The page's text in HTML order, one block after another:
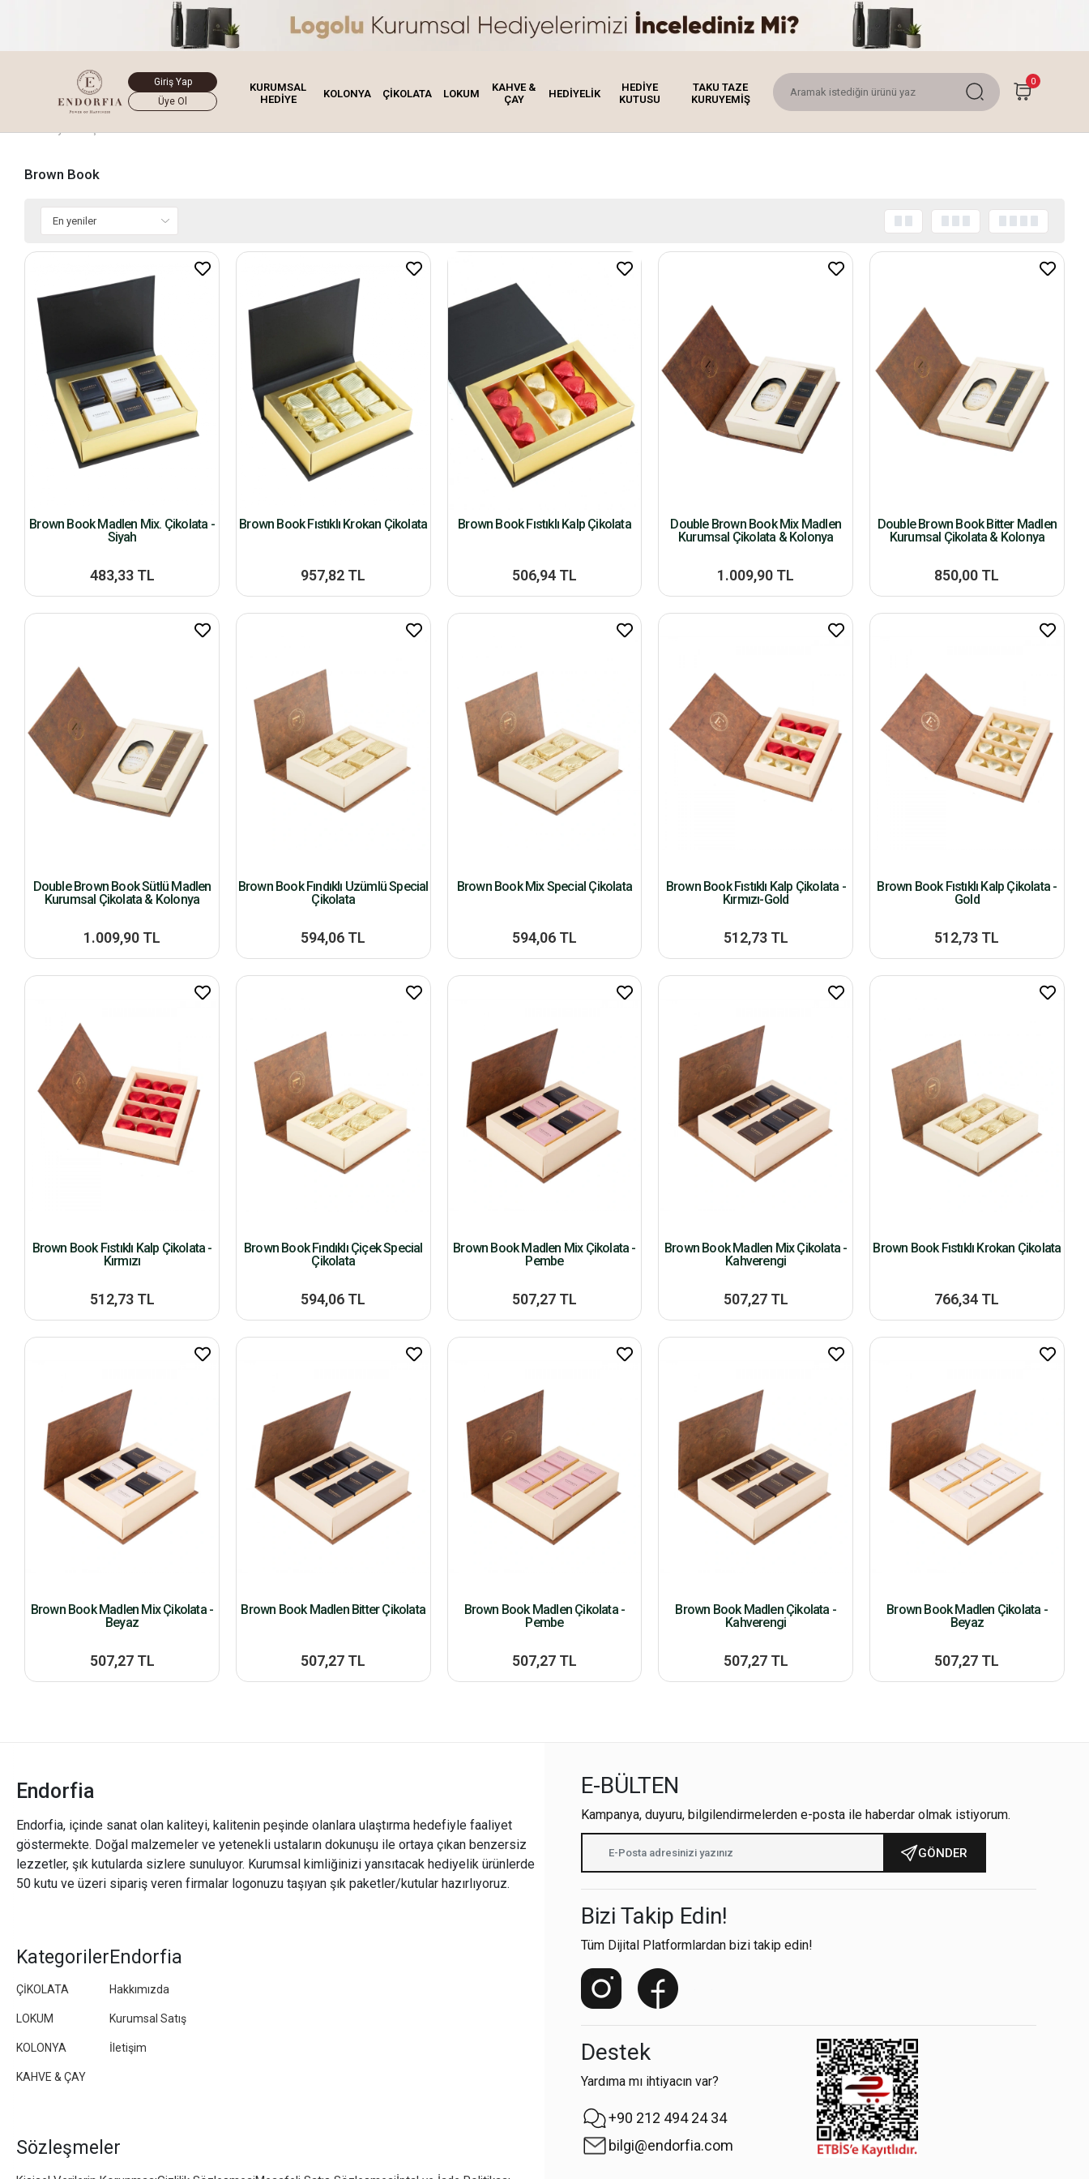
Giriş Yap
Üye Ol
KURUMSAL
HEDİYE
KOLONYA ÇİKOLATA LOKUM
KAHVE &
ÇAY
HEDİYELİK
HEDİYE
KUTUSU
TAKU TAZE
KURUYEMİŞ
0
Brown Book
Brown Book Madlen Mix. Çikolata -
Siyah
483,33 TL
Brown Book Fıstıklı Krokan Çikolata
957,82 TL
Brown Book Fıstıklı Kalp Çikolata
506,94 TL
Double Brown Book Mix Madlen
Kurumsal Çikolata & Kolonya
1.009,90 TL
Double Brown Book Bitter Madlen
Kurumsal Çikolata & Kolonya
850,00 TL
Double Brown Book Sütlü Madlen
Kurumsal Çikolata & Kolonya
1.009,90 TL
Brown Book Fındıklı Üzümlü Special
Çikolata
594,06 TL
Brown Book Mix Special Çikolata
594,06 TL
Brown Book Fıstıklı Kalp Çikolata -
Kırmızı-Gold
512,73 TL
Brown Book Fıstıklı Kalp Çikolata -
Gold
512,73 TL
Brown Book Fıstıklı Kalp Çikolata -
Kırmızı
512,73 TL
Brown Book Fındıklı Çiçek Special
Çikolata
594,06 TL
Brown Book Madlen Mix Çikolata -
Pembe
507,27 TL
Brown Book Madlen Mix Çikolata -
Kahverengi
507,27 TL
Brown Book Fıstıklı Krokan Çikolata
766,34 TL
Brown Book Madlen Mix Çikolata -
Beyaz
507,27 TL
Brown Book Madlen Bitter Çikolata
507,27 TL
Brown Book Madlen Çikolata -
Pembe
507,27 TL
Brown Book Madlen Çikolata -
Kahverengi
507,27 TL
Brown Book Madlen Çikolata -
Beyaz
507,27 TL
Endorfia
Endorfia, içinde sanat olan kaliteyi, kalitenin peşinde olanlara ulaştırma hedefiyle faaliyet
göstermekte. Doğal malzemeler ve yetenekli ustaların dokunuşu ile ortaya çıkan benzersiz
lezzetler, şık kutularda sizlere sunuluyor. Kurumsal kimliğinizi yansıtacak hediyelik ürünlerde
50 kutu ve üzeri sipariş veren firmalar logonuzu taşıyan şık paketler/kutular hazırlıyoruz.
Kategoriler
ÇİKOLATA
LOKUM
KOLONYA
KAHVE & ÇAY
Endorfia
Hakkımızda
Kurumsal Satış
İletişim
Sözleşmeler
E-BÜLTEN
Kampanya, duyuru, bilgilendirmelerden e-posta ile haberdar olmak istiyorum.
GÖNDER
Bizi Takip Edin!
Tüm Dijital Platformlardan bizi takip edin!
Destek
Yardıma mı ihtiyacın var?
+90 212 494 24 34
bilgi@endorfia.com